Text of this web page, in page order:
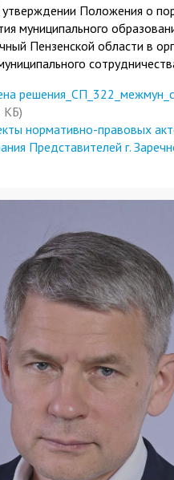
Положения о
муниципального
Пензенской области в
КБ)
нормативно-правовых
Представителей г.